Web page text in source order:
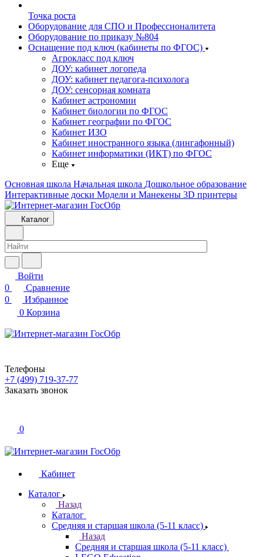
Точка роста
Оборудование для СПО и Профессионалитета
Оборудование по приказу №804
Оснащение под ключ (кабинеты по ФГОС)
Агрокласс под ключ
ДОУ: кабинет логопеда
ДОУ: кабинет педагога-психолога
ДОУ: сенсорная комната
Кабинет астрономии
Кабинет биологии по ФГОС
Кабинет географии по ФГОС
Кабинет ИЗО
Кабинет иностранного языка (лингафонный)
Кабинет информатики (ИКТ) по ФГОС
Еще
Основная школа Начальная школа Дошкольное образование
Интерактивные доски Модели и Манекены 3D принтеры
Каталог
Войти
0
Сравнение
0
Избранное
0 Корзина
Телефоны
+7 (499) 719-37-77
Заказать звонок
0
Кабинет
Каталог
Назад
Каталог
Средняя и старшая школа (5-11 класс)
Назад
Средняя и старшая школа (5-11 класс)